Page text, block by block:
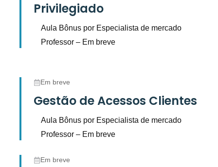
Privilegiado
Aula Bônus por Especialista de mercado
Professor – Em breve
Em breve
Gestão de Acessos Clientes
Aula Bônus por Especialista de mercado
Professor – Em breve
Em breve